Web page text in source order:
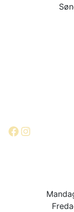
Facebook
Instagram